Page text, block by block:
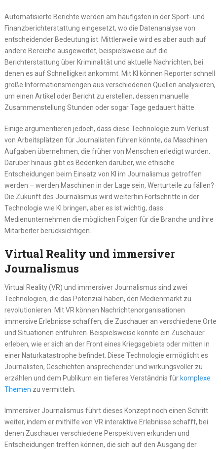
Automatisierte Berichte werden am häufigsten in der Sport- und
Finanzberichterstattung eingesetzt, wo die Datenanalyse von
entscheidender Bedeutung ist. Mittlerweile wird es aber auch auf
andere Bereiche ausgeweitet, beispielsweise auf die
Berichterstattung über Kriminalität und aktuelle Nachrichten, bei
denen es auf Schnelligkeit ankommt. Mit KI können Reporter schnell
große Informationsmengen aus verschiedenen Quellen analysieren,
um einen Artikel oder Bericht zu erstellen, dessen manuelle
Zusammenstellung Stunden oder sogar Tage gedauert hätte.
Einige argumentieren jedoch, dass diese Technologie zum Verlust
von Arbeitsplätzen für Journalisten führen könnte, da Maschinen
Aufgaben übernehmen, die früher von Menschen erledigt wurden.
Darüber hinaus gibt es Bedenken darüber, wie ethische
Entscheidungen beim Einsatz von KI im Journalismus getroffen
werden – werden Maschinen in der Lage sein, Werturteile zu fällen?
Die Zukunft des Journalismus wird weiterhin Fortschritte in der
Technologie wie KI bringen, aber es ist wichtig, dass
Medienunternehmen die möglichen Folgen für die Branche und ihre
Mitarbeiter berücksichtigen.
Virtual Reality und immersiver
Journalismus
Virtual Reality (VR) und immersiver Journalismus sind zwei
Technologien, die das Potenzial haben, den Medienmarkt zu
revolutionieren. Mit VR können Nachrichtenorganisationen
immersive Erlebnisse schaffen, die Zuschauer an verschiedene Orte
und Situationen entführen. Beispielsweise könnte ein Zuschauer
erleben, wie er sich an der Front eines Kriegsgebiets oder mitten in
einer Naturkatastrophe befindet. Diese Technologie ermöglicht es
Journalisten, Geschichten ansprechender und wirkungsvoller zu
erzählen und dem Publikum ein tieferes Verständnis für komplexe
Themen zu vermitteln.
Immersiver Journalismus führt dieses Konzept noch einen Schritt
weiter, indem er mithilfe von VR interaktive Erlebnisse schafft, bei
denen Zuschauer verschiedene Perspektiven erkunden und
Entscheidungen treffen können, die sich auf den Ausgang der